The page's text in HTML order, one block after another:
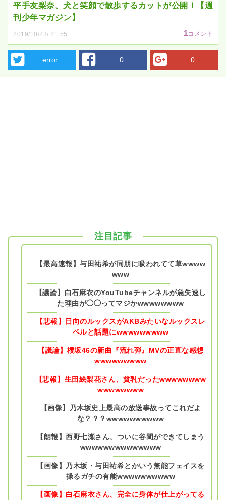
平手友梨奈、犬と笑顔で散歩するカットが公開！【週
刊少年マガジン】
2019/10/23/ 21:55 1コメント
error 0 0
注目記事
【最高速報】与田祐希が同朋に吸われてて草wwww
www
【議論】白石麻衣のYouTubeチャンネルが急失速し
た理由が◯◯ってマジかwwwwwwww
【悲報】日向のルックスがAKBみたいなルックスレ
ベルと話題にwwwwwwwww
【議論】櫻坂46の新曲『流れ弾』MVの正直な感想
wwwwwwwww
【悲報】生田絵梨花さん、貧乳だったwwwwwwww
wwwwwwww
【画像】乃木坂史上最高の放送事故ってこれだよ
な？？？wwwwwwwwww
【朗報】西野七瀬さん、ついに谷間ができてしまう
wwwwwwwwwwwwww
【画像】乃木坂・与田祐希とかいう無能フェイスを
操るガチの有能wwwwwwwwww
【画像】白石麻衣さん、完全に身体が仕上がってる